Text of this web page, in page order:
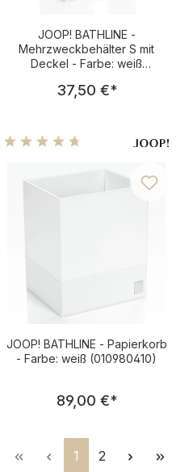
JOOP! BATHLINE -
Mehrzweckbehälter S mit
Deckel - Farbe: weiß
Regulärer Preis:
37,50 €*
JOOP! BATHLINE - Papierkorb
- Farbe: weiß (010980410)
Regulärer Preis:
89,00 €*
Seite
1 Seite
2